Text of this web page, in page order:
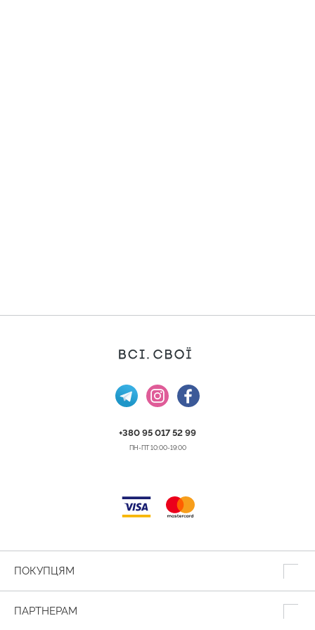
+380 95 017 52 99
ПН-ПТ 10:00-19:00
ПОКУПЦЯМ
ПАРТНЕРАМ